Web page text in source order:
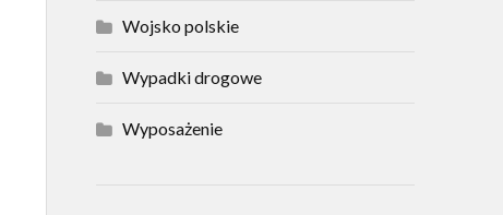
Wojsko polskie
Wypadki drogowe
Wyposażenie